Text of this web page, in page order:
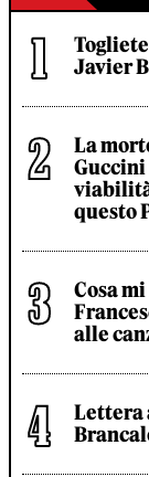
Javier
La
questo
Cosa
alle
Lettera